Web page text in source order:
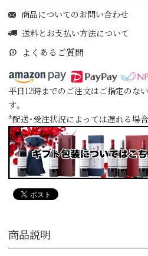
商品についてのお問い合わせ
送料とお支払い方法について
よくあるご質問
平日12時までのご注文はご指定のな
す。
*配送・受注状況によっては遅れる場
商品説明